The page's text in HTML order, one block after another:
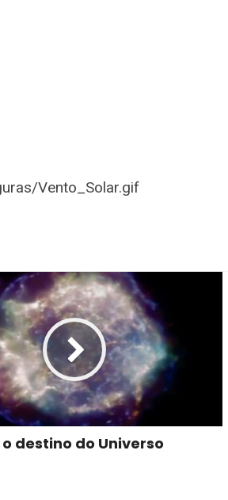
Vento_Solar.gif
destino do Universo